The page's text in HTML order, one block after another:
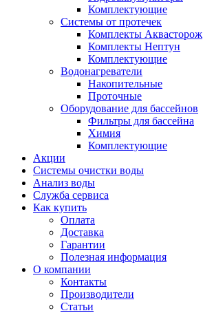
Комплектующие
Системы от протечек
Комплекты Аквасторож
Комплекты Нептун
Комплектующие
Водонагреватели
Накопительные
Проточные
Оборудование для бассейнов
Фильтры для бассейна
Химия
Комплектующие
Акции
Системы очистки воды
Анализ воды
Служба сервиса
Как купить
Оплата
Доставка
Гарантии
Полезная информация
О компании
Контакты
Производители
Статьи